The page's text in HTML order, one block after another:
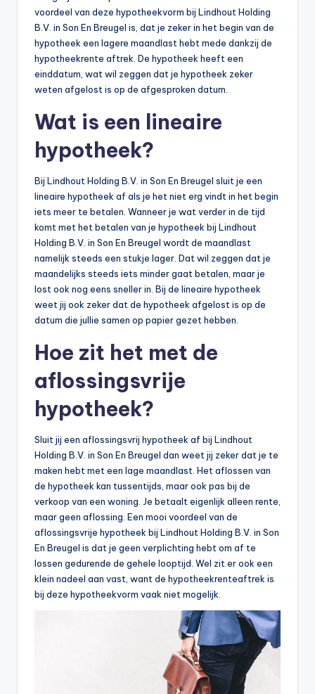
voordeel van deze hypotheekvorm bij Lindhout Holding
B.V. in Son En Breugel is, dat je zeker in het begin van de
hypotheek een lagere maandlast hebt mede dankzij de
hypotheekrente aftrek. De hypotheek heeft een
einddatum, wat wil zeggen dat je hypotheek zeker
weten afgelost is op de afgesproken datum.
Wat is een lineaire
hypotheek?
Bij Lindhout Holding B.V. in Son En Breugel sluit je een
lineaire hypotheek af als je het niet erg vindt in het begin
iets meer te betalen. Wanneer je wat verder in de tijd
komt met het betalen van je hypotheek bij Lindhout
Holding B.V. in Son En Breugel wordt de maandlast
namelijk steeds een stukje lager. Dat wil zeggen dat je
maandelijks steeds iets minder gaat betalen, maar je
lost ook nog eens sneller in. Bij de lineaire hypotheek
weet jij ook zeker dat de hypotheek afgelost is op de
datum die jullie samen op papier gezet hebben.
Hoe zit het met de
aflossingsvrije
hypotheek?
Sluit jij een aflossingsvrij hypotheek af bij Lindhout
Holding B.V. in Son En Breugel dan weet jij zeker dat je te
maken hebt met een lage maandlast. Het aflossen van
de hypotheek kan tussentijds, maar ook pas bij de
verkoop van een woning. Je betaalt eigenlijk alleen rente,
maar geen aflossing. Een mooi voordeel van de
aflossingsvrije hypotheek bij Lindhout Holding B.V. in Son
En Breugel is dat je geen verplichting hebt om af te
lossen gedurende de gehele looptijd. Wel zit er ook een
klein nadeel aan vast, want de hypotheekrenteaftrek is
bij deze hypotheekvorm vaak niet mogelijk.